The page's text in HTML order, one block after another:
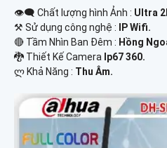
👁️‍🗨 Chất lượng hình Ảnh : Ultra
⚒ Sử dụng công nghệ : IP Wifi.
🔴 Tầm Nhìn Ban Đêm : Hồng
🐉️ Thiết Kế Camera Ip67 360.
️ლ Khả Năng : Thu Âm.